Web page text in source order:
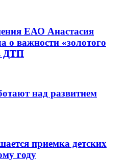
ЕАО Анастасия
о важности «золотого
ДТП
над развитием
приемка детских
году